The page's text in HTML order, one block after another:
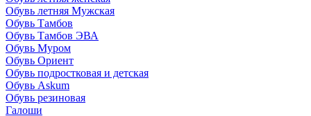
Обувь летняя Мужская
Обувь Тамбов
Обувь Тамбов ЭВА
Обувь Муром
Обувь Ориент
Обувь подростковая и детская
Обувь Askum
Обувь резиновая
Галоши